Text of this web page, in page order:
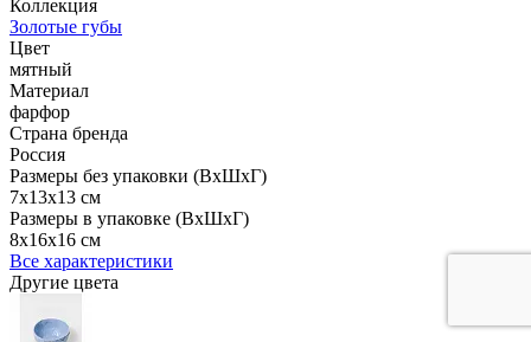
Коллекция
Золотые губы
Цвет
мятный
Материал
фарфор
Страна бренда
Россия
Размеры без упаковки (ВхШхГ)
7x13x13 см
Размеры в упаковке (ВхШхГ)
8x16x16 см
Все характеристики
Другие цвета